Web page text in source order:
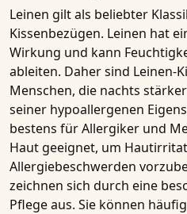
Leinen gilt als beliebter
Kissenbezügen. Leinen hat
Wirkung und kann
ableiten. Daher sind Leinen-
Menschen, die nachts
seiner hypoallergenen
bestens für Allergiker und
Haut geeignet, um
Allergiebeschwerden
zeichnen sich durch eine
Pflege aus. Sie können